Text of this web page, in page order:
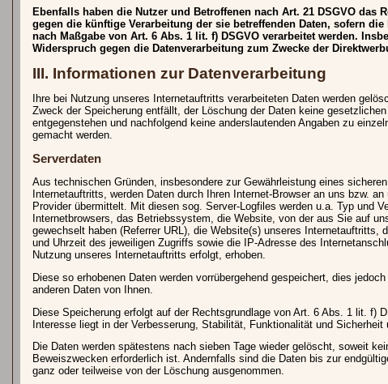
Ebenfalls haben die Nutzer und Betroffenen nach Art. 21 DSGVO das
gegen die künftige Verarbeitung der sie betreffenden Daten, sofern
nach Maßgabe von Art. 6 Abs. 1 lit. f) DSGVO verarbeitet werden.
Widerspruch gegen die Datenverarbeitung zum Zwecke der
III. Informationen zur Datenverarbeitung
Ihre bei Nutzung unseres Internetauftritts verarbeiteten Daten werden
Zweck der Speicherung entfällt, der Löschung der Daten keine
entgegenstehen und nachfolgend keine anderslautenden Angaben zu
gemacht werden.
Serverdaten
Aus technischen Gründen, insbesondere zur Gewährleistung eines
Internetauftritts, werden Daten durch Ihren Internet-Browser an uns bzw.
Provider übermittelt. Mit diesen sog. Server-Logfiles werden u.a. Typ und
Internetbrowsers, das Betriebssystem, die Website, von der aus Sie auf
gewechselt haben (Referrer URL), die Website(s) unseres Internetauftritts,
und Uhrzeit des jeweiligen Zugriffs sowie die IP-Adresse des
Nutzung unseres Internetauftritts erfolgt, erhoben.
Diese so erhobenen Daten werden vorrübergehend gespeichert, dies
anderen Daten von Ihnen.
Diese Speicherung erfolgt auf der Rechtsgrundlage von Art. 6 Abs. 1 lit. f)
Interesse liegt in der Verbesserung, Stabilität, Funktionalität und Sicherheit
Die Daten werden spätestens nach sieben Tage wieder gelöscht, soweit
Beweiszwecken erforderlich ist. Andernfalls sind die Daten bis zur
ganz oder teilweise von der Löschung ausgenommen.